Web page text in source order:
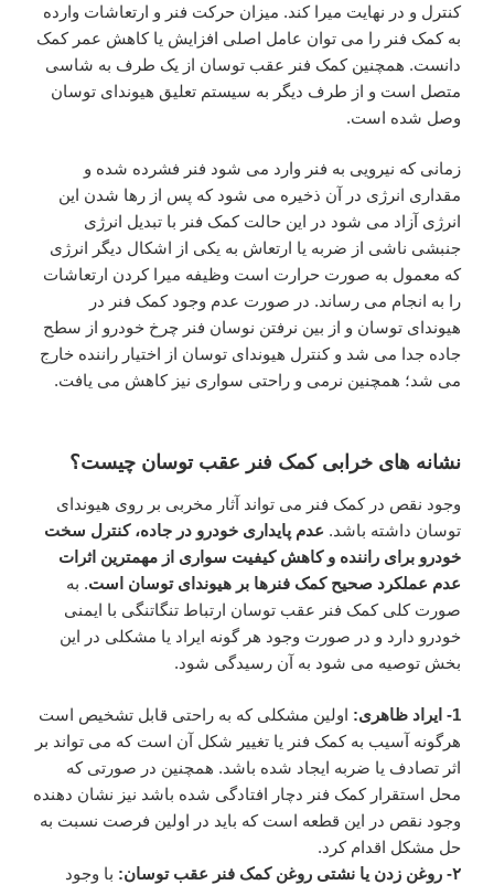
کنترل و در نهایت میرا کند. میزان حرکت فنر و ارتعاشات وارده
به کمک فنر را می توان عامل اصلی افزایش یا کاهش عمر کمک
دانست. همچنین کمک فنر عقب توسان از یک طرف به شاسی
متصل است و از طرف دیگر به سیستم تعلیق هیوندای توسان
وصل شده است.
زمانی که نیرویی به فنر وارد می شود فنر فشرده شده و
مقداری انرژی در آن ذخیره می شود که پس از رها شدن این
انرژی آزاد می شود در این حالت کمک فنر با تبدیل انرژی
جنبشی ناشی از ضربه یا ارتعاش به یکی از اشکال دیگر انرژی
که معمول به صورت حرارت است وظیفه میرا کردن ارتعاشات
را به انجام می رساند. در صورت عدم وجود کمک فنر در
هیوندای توسان و از بین نرفتن نوسان فنر چرخ خودرو از سطح
جاده جدا می شد و کنترل هیوندای توسان از اختیار راننده خارج
می شد؛ همچنین نرمی و راحتی سواری نیز کاهش می یافت.
نشانه های خرابی کمک فنر عقب توسان چیست؟
وجود نقص در کمک فنر می تواند آثار مخربی بر روی هیوندای
توسان داشته باشد. عدم پایداری خودرو در جاده، کنترل سخت
خودرو برای راننده و کاهش کیفیت سواری از مهمترین اثرات
عدم عملکرد صحیح کمک فنرها بر هیوندای توسان است. به
صورت کلی کمک فنر عقب توسان ارتباط تنگاتنگی با ایمنی
خودرو دارد و در صورت وجود هر گونه ایراد یا مشکلی در این
بخش توصیه می شود به آن رسیدگی شود.
1- ایراد ظاهری:
اولین مشکلی که به راحتی قابل تشخیص است
هرگونه آسیب به کمک فنر یا تغییر شکل آن است که می تواند بر
اثر تصادف یا ضربه ایجاد شده باشد. همچنین در صورتی که
محل استقرار کمک فنر دچار افتادگی شده باشد نیز نشان دهنده
وجود نقص در این قطعه است که باید در اولین فرصت نسبت به
حل مشکل اقدام کرد.
۲- روغن زدن یا نشتی روغن کمک فنر عقب توسان:
با وجود